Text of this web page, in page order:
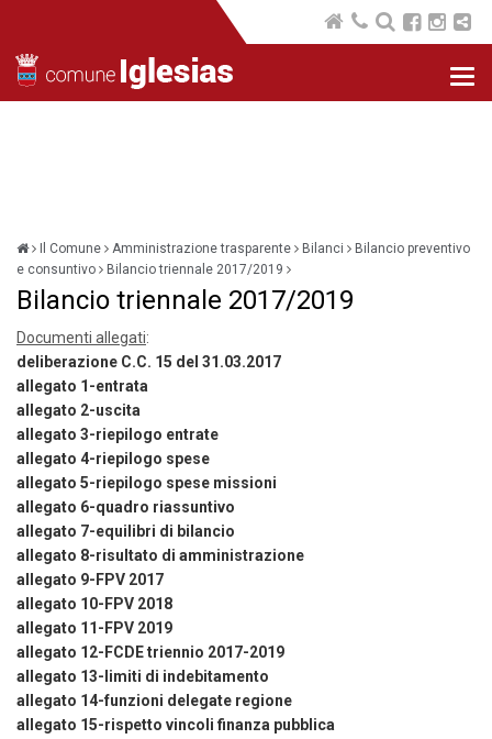
Il Comune Amministrazione trasparente Bilanci
Bilancio preventivo
e consuntivo
Bilancio triennale 2017/2019
Bilancio triennale 2017/2019
Documenti allegati:
deliberazione C.C. 15 del 31.03.2017
allegato 1-entrata
allegato 2-uscita
allegato 3-riepilogo entrate
allegato 4-riepilogo spese
allegato 5-riepilogo spese missioni
allegato 6-quadro riassuntivo
allegato 7-equilibri di bilancio
allegato 8-risultato di amministrazione
allegato 9-FPV 2017
allegato 10-FPV 2018
allegato 11-FPV 2019
allegato 12-FCDE triennio 2017-2019
allegato 13-limiti di indebitamento
allegato 14-funzioni delegate regione
allegato 15-rispetto vincoli finanza pubblica